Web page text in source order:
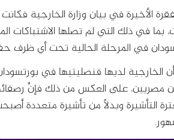
الأخيرة في بيان وزارة الخارجية
بما في ذلك التي لم تصلها
في المرحلة الحالية تحت أي ظرف
الخارجية لديها قنصليتيها في
مصريين، على العكس من ذلك فإنَّ
التأشيرة وبدلًا من تأشيرة متعددة